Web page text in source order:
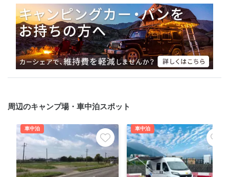
周辺のキャンプ場・車中泊スポット
車中泊 車中泊